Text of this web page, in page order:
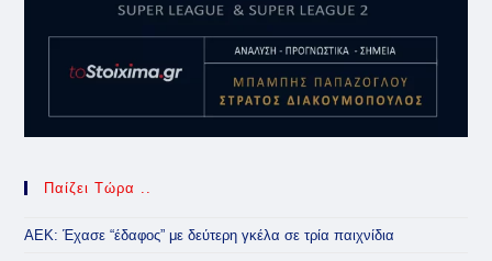
Παίζει Τώρα ..
ΑΕΚ: Έχασε “έδαφος” με δεύτερη γκέλα σε τρία παιχνίδια